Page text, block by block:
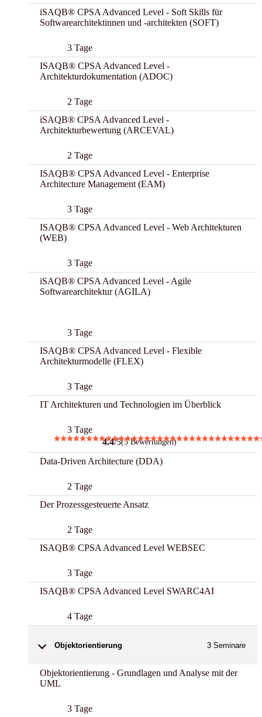
iSAQB® CPSA Advanced Level - Soft Skills für
Softwarearchitektinnen und -architekten (SOFT)
3 Tage
ISAQB® CPSA Advanced Level -
Architekturdokumentation (ADOC)
2 Tage
iSAQB® CPSA Advanced Level -
Architekturbewertung (ARCEVAL)
2 Tage
ISAQB® CPSA Advanced Level - Enterprise
Architecture Management (EAM)
3 Tage
ISAQB® CPSA Advanced Level - Web Architekturen
(WEB)
3 Tage
iSAQB® CPSA Advanced Level - Agile
Softwarearchitektur (AGILA)
3 Tage
ISAQB® CPSA Advanced Level - Flexible
Architekturmodelle (FLEX)
3 Tage
IT Architekturen und Technologien im Überblick
3 Tage
4.4/5(5 Bewertungen)
Data-Driven Architecture (DDA)
2 Tage
Der Prozessgesteuerte Ansatz
2 Tage
ISAQB® CPSA Advanced Level WEBSEC
3 Tage
ISAQB® CPSA Advanced Level SWARC4AI
4 Tage
Objektorientierung 3 Seminare
Objektorientierung - Grundlagen und Analyse mit der
UML
3 Tage